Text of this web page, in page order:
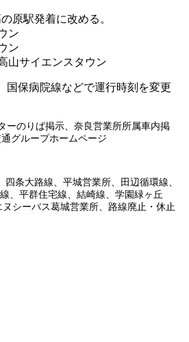
原駅発着に改める。
ン
ン
山サイエンスタウン
国保病院線などで運行時刻を変更
ーのりば掲示、奈良営業所所属車内掲
グループホームページ
四条大路線 平城営業所 田辺循環線
平群住宅線 結崎線
学園緑ヶ丘
ヌシーバス葛城営業所 路線廃止・休止